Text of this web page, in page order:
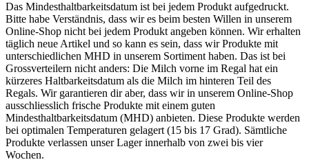
Das Mindesthaltbarkeitsdatum ist bei jedem Produkt aufgedruckt.
Bitte habe Verständnis, dass wir es beim besten Willen in unserem
Online-Shop nicht bei jedem Produkt angeben können. Wir erhalten
täglich neue Artikel und so kann es sein, dass wir Produkte mit
unterschiedlichen MHD in unserem Sortiment haben. Das ist bei
Grossverteilern nicht anders: Die Milch vorne im Regal hat ein
kürzeres Haltbarkeitsdatum als die Milch im hinteren Teil des
Regals. Wir garantieren dir aber, dass wir in unserem Online-Shop
ausschliesslich frische Produkte mit einem guten
Mindesthaltbarkeitsdatum (MHD) anbieten. Diese Produkte werden
bei optimalen Temperaturen gelagert (15 bis 17 Grad). Sämtliche
Produkte verlassen unser Lager innerhalb von zwei bis vier
Wochen.